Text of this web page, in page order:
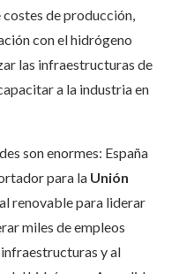
de producción,
con el hidrógeno
las infraestructuras de
a la industria en
son enormes: España
para la Unión
renovable para liderar
miles de empleos
y al